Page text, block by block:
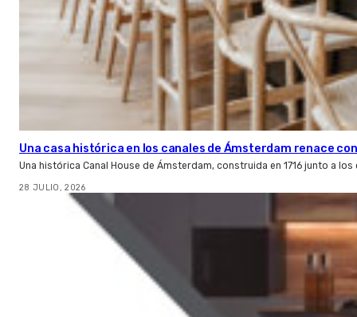
Una casa histórica en los canales de Ámsterdam renace
Una histórica Canal House de Ámsterdam, construida en 1716 junto a
28 JULIO, 2026